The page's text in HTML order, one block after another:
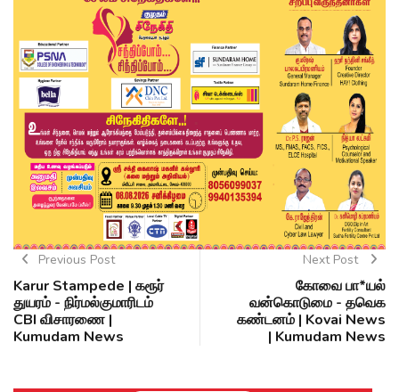
Previous Post
Karur Stampede | கரூர்
துயரம் - நிர்மல்குமாரிடம்
CBI விசாரணை |
Kumudam News
Next Post
கோவை பா*யல்
வன்கொடுமை - தவெக
கண்டனம் | Kovai News
| Kumudam News